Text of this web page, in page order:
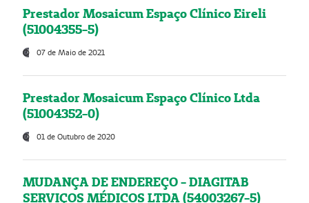
Prestador Mosaicum Espaço Clínico Eireli
(51004355-5)
07 de Maio de 2021
Prestador Mosaicum Espaço Clínico Ltda
(51004352-0)
01 de Outubro de 2020
MUDANÇA DE ENDEREÇO - DIAGITAB
SERVIÇOS MÉDICOS LTDA (54003267-5)